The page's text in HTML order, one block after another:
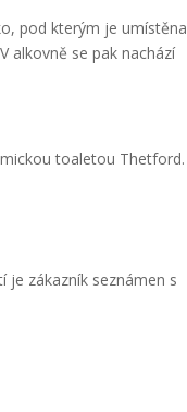
pod kterým je umístěna
alkovně se pak nachází
toaletou Thetford.
je zákazník seznámen s